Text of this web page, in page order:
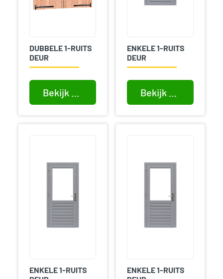
DUBBELE 1-RUITS
DEUR
ENKELE 1-RUITS
DEUR
ENKELE 1-RUITS
ENKELE 1-RUITS